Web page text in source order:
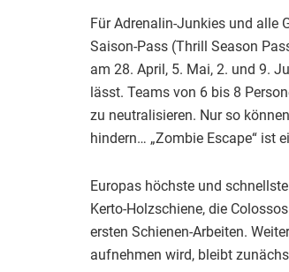
Für Adrenalin-Junkies und alle
Saison-Pass (Thrill Season
am 28. April, 5. Mai, 2. und 9.
lässt. Teams von 6 bis 8
zu neutralisieren. Nur so
hindern… „Zombie Escape“ ist
Europas höchste und
Kerto-Holzschiene, die
ersten Schienen-Arbeiten.
aufnehmen wird, bleibt